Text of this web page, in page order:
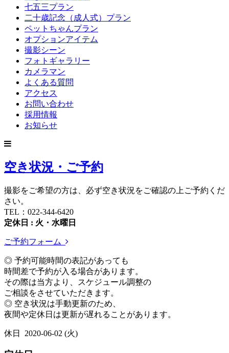
七五三プラン
二十歳記念（成人式）プラン
ペットちゃんプラン
オプションアイテム
撮影シーン
フォトギャラリー
カメラマン
よくある質問
アクセス
お問い合わせ
採用情報
お知らせ
空き状況・ご予約
撮影をご希望の方は、必ず空き状況をご確認の上ご予約くだ
さい。
TEL：022-344-6420
定休日 : 火・水曜日
ご予約フォーム
◎ 予約可能時間の表記があっても
時間差で予約が入る場合があります。
その際は当方より、スケジュール調整の
ご相談をさせていただきます。
◎ 空き状況は手動更新のため、
夜間や定休日は更新が遅れることがあります。
休日 2020-06-02 (火)